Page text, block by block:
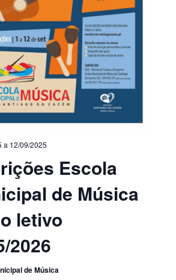
Escola
de Música
letivo
2026
a 12/09/2025
de Música